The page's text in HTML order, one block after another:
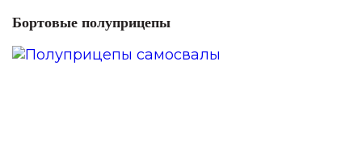
Бортовые полуприцепы